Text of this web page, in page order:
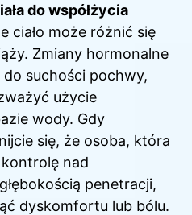
do współżycia
ciało może różnić się
Zmiany hormonalne
suchości pochwy,
użycie
wody. Gdy
się, że osoba, która
kontrolę nad
penetracji,
dyskomfortu lub bólu.